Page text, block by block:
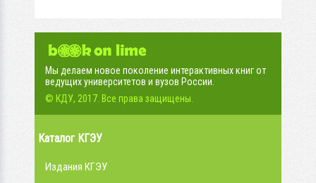
Мы делаем новое поколение интерактивных книг от
ведущих университетов и вузов России.
© КДУ, 2017. Все права защищены.
Каталог КГЭУ
Издания КГЭУ